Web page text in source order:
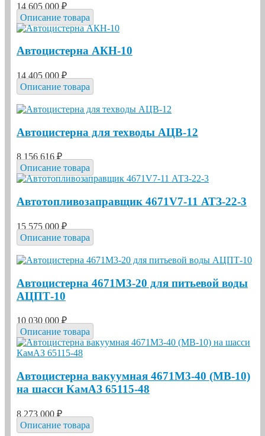
14 605 000 ₽
Описание товара
Автоцистерна АКН-10
14 405 000 ₽
Описание товара
Автоцистерна для техводы АЦВ-12
8 156 616 ₽
Описание товара
Автотопливозаправщик 4671V7-11 АТЗ-22-3
15 575 000 ₽
Описание товара
Автоцистерна 4671М3-20 для питьевой воды
АЦПТ-10
10 030 000 ₽
Описание товара
Автоцистерна вакуумная 4671М3-40 (МВ-10)
на шасси КамАЗ 65115-48
8 273 000 ₽
Описание товара